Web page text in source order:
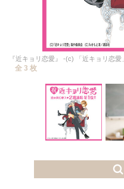
『近キョリ恋愛』 -(c) 「近キョリ恋
全 3 枚